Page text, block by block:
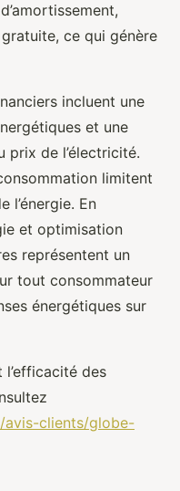
ce qui génère
incluent une
et une
prix de l’électricité.
limitent
l’énergie. En
et optimisation
représentent un
tout consommateur
énergétiques sur
des
avis-clients/globe-